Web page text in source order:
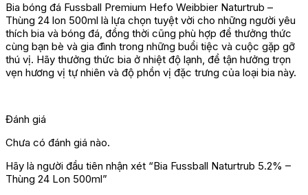
Bia bóng đá Fussball Premium Hefo Weibbier Naturtrub –
Thùng 24 lon 500ml là lựa chọn tuyệt vời cho những người yêu
thích bia và bóng đá, đồng thời cũng phù hợp để thưởng thức
cùng bạn bè và gia đình trong những buổi tiệc và cuộc gặp gỡ
thú vị. Hãy thưởng thức bia ở nhiệt độ lạnh, để tận hưởng trọn
vẹn hương vị tự nhiên và độ phồn vị đặc trưng của loại bia này.
Đánh giá
Chưa có đánh giá nào.
Hãy là người đầu tiên nhận xét “Bia Fussball Naturtrub 5.2% –
Thùng 24 Lon 500ml”